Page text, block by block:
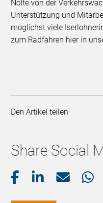
Nolte von der
Unterstützung und
möglichst viele
zum Radfahren hier in
Den Artikel teilen
Share Social